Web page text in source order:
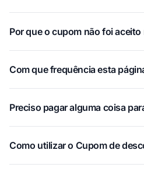
Por que o cupom não foi
Com que frequência esta
Preciso pagar alguma coisa
Como utilizar o Cupom de